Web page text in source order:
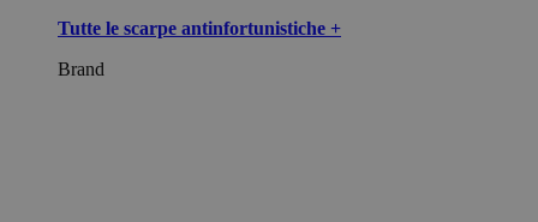
Tutte le scarpe antinfortunistiche +
Brand